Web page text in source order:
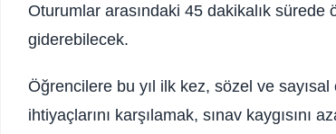
Oturumlar arasındaki 45 dakikalık sürede
giderebilecek.
Öğrencilere bu yıl ilk kez, sözel ve
ihtiyaçlarını karşılamak, sınav